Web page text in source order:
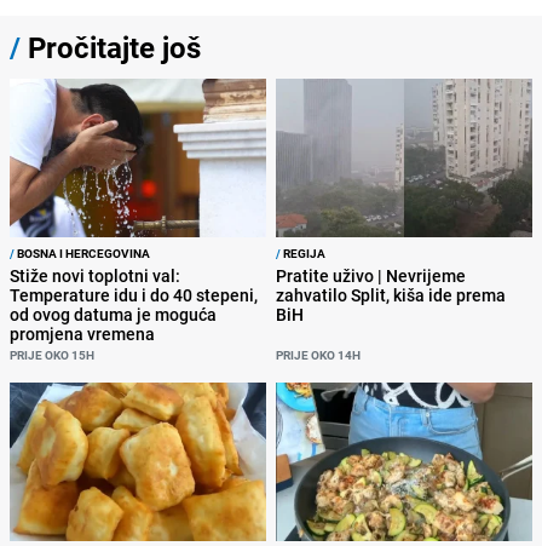
/ Pročitajte još
/BOSNA I HERCEGOVINA
Stiže novi toplotni val:
Temperature idu i do 40 stepeni,
od ovog datuma je moguća
promjena vremena
PRIJE OKO 15H
/REGIJA
Pratite uživo | Nevrijeme
zahvatilo Split, kiša ide prema
BiH
PRIJE OKO 14H